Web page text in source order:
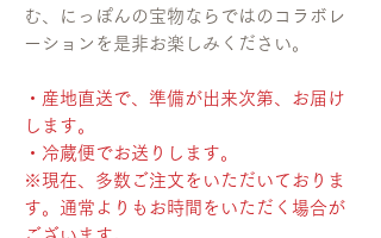
む、にっぽんの宝物ならではのコラボレ
ーションを是非お楽しみください。
・産地直送で、準備が出来次第、お届け
します。
・冷蔵便でお送りします。
※現在、多数ご注文をいただいておりま
す。通常よりもお時間をいただく場合が